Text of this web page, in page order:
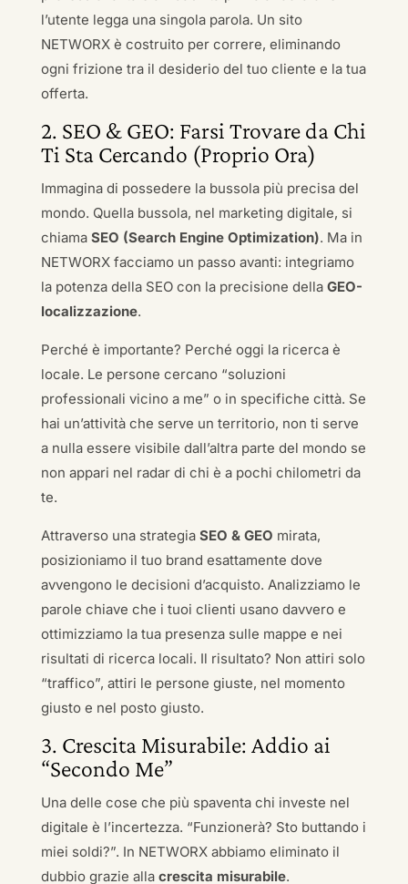
l’utente legga una singola parola. Un sito
NETWORX è costruito per correre, eliminando
ogni frizione tra il desiderio del tuo cliente e la tua
offerta.
2. SEO & GEO: Farsi Trovare da Chi
Ti Sta Cercando (Proprio Ora)
Immagina di possedere la bussola più precisa del
mondo. Quella bussola, nel marketing digitale, si
chiama SEO (Search Engine Optimization). Ma in
NETWORX facciamo un passo avanti: integriamo
la potenza della SEO con la precisione della GEO-
localizzazione.
Perché è importante? Perché oggi la ricerca è
locale. Le persone cercano “soluzioni
professionali vicino a me” o in specifiche città. Se
hai un’attività che serve un territorio, non ti serve
a nulla essere visibile dall’altra parte del mondo se
non appari nel radar di chi è a pochi chilometri da
te.
Attraverso una strategia SEO & GEO mirata,
posizioniamo il tuo brand esattamente dove
avvengono le decisioni d’acquisto. Analizziamo le
parole chiave che i tuoi clienti usano davvero e
ottimizziamo la tua presenza sulle mappe e nei
risultati di ricerca locali. Il risultato? Non attiri solo
“traffico”, attiri le persone giuste, nel momento
giusto e nel posto giusto.
3. Crescita Misurabile: Addio ai
“Secondo Me”
Una delle cose che più spaventa chi investe nel
digitale è l’incertezza. “Funzionerà? Sto buttando i
miei soldi?”. In NETWORX abbiamo eliminato il
dubbio grazie alla crescita misurabile.